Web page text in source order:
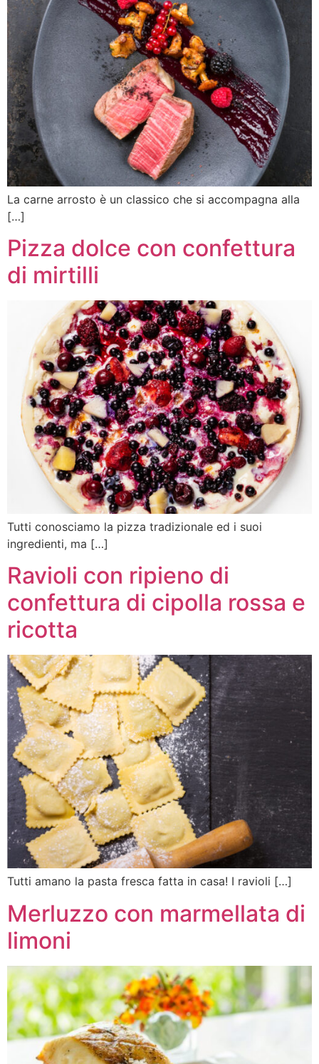
La carne arrosto è un classico che si accompagna alla
[…]
Pizza dolce con confettura
di mirtilli
Tutti conosciamo la pizza tradizionale ed i suoi
ingredienti, ma […]
Ravioli con ripieno di
confettura di cipolla rossa e
ricotta
Tutti amano la pasta fresca fatta in casa! I ravioli […]
Merluzzo con marmellata di
limoni